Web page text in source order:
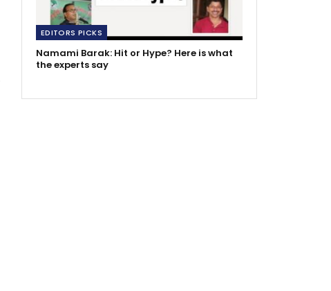
EDITORS PICKS
Namami Barak: Hit or Hype? Here is what
the experts say